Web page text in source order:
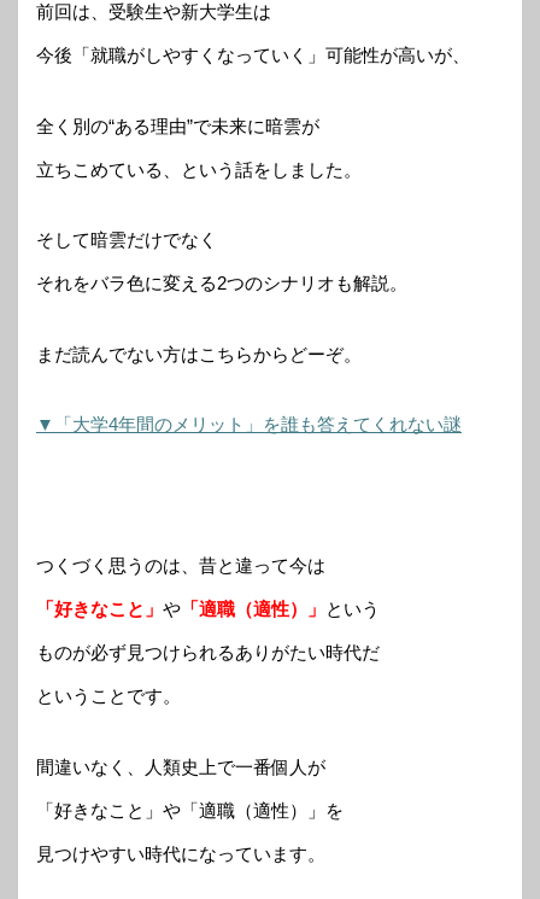
前回は、受験生や新大学生は
今後「就職がしやすくなっていく」可能性が高いが、
全く別の“ある理由”で未来に暗雲が
立ちこめている、という話をしました。
そして暗雲だけでなく
それをバラ色に変える2つのシナリオも解説。
まだ読んでない方はこちらからどーぞ。
▼「大学4年間のメリット」を誰も答えてくれない謎
つくづく思うのは、昔と違って今は
「好きなこと」 や 「適職（適性）」 という
ものが必ず見つけられるありがたい時代だ
ということです。
間違いなく、人類史上で一番個人が
「好きなこと」や「適職（適性）」を
見つけやすい時代になっています。